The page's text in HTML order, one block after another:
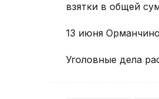
взятки в общей
13 июня
Уголовные дела